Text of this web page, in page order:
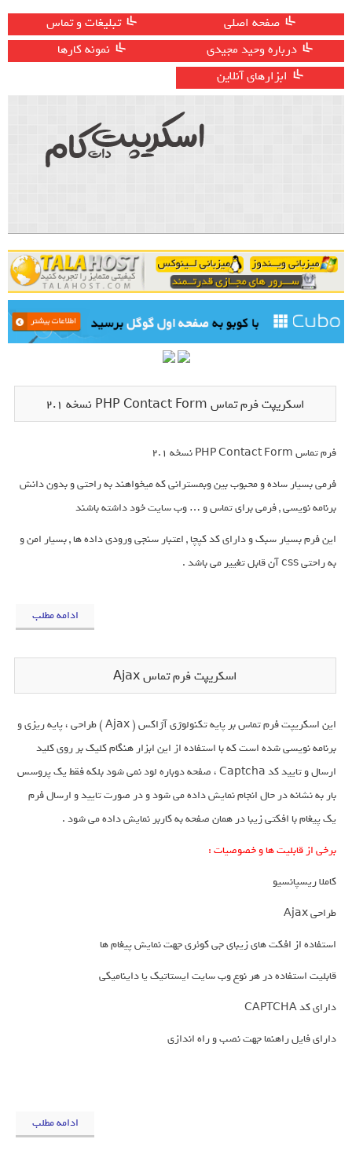
صفحه اصلی
تبلیغات و تماس
درباره وحید مجیدی
نمونه کارها
ابزارهای آنلاین
اسکریپت فرم تماس PHP Contact Form نسخه 2.1
فرم تماس PHP Contact Form نسخه 2.1
فرمی بسیار ساده و محبوب بین وبمسترانی که میخواهند به راحتی و بدون دانش
برنامه نویسی , فرمی برای تماس و … وب سایت خود داشته باشند
این فرم بسیار سبک و دارای کد کپچا , اعتبار سنجی ورودی داده ها , بسیار امن و
به راحتی css آن قابل تغییر می باشد .
ادامه مطلب
اسکریپت فرم تماس Ajax
این اسکریپت فرم تماس بر پایه تکنولوژی آژاکس ( Ajax ) طراحی ، پایه ریزی و
برنامه نویسی شده است که با استفاده از این ابزار هنگام کلیک بر روی کلید
ارسال و تایید کد Captcha ، صفحه دوباره لود نمی شود بلکه فقط یک پروسس
بار به نشانه در حال انجام نمایش داده می شود و در صورت تایید و ارسال فرم
یک پیغام با افکتی زیبا در همان صفحه به کاربر نمایش داده می شود .
برخی از قابلیت ها و خصوصیات :
کاملا ریسپانسیو
طراحی Ajax
استفاده از افکت های زیبای جی کوئری جهت نمایش پیغام ها
قابلیت استفاده در هر نوع وب سایت ایستاتیک یا داینامیکی
دارای کد CAPTCHA
دارای فایل راهنما جهت نصب و راه اندازی
ادامه مطلب